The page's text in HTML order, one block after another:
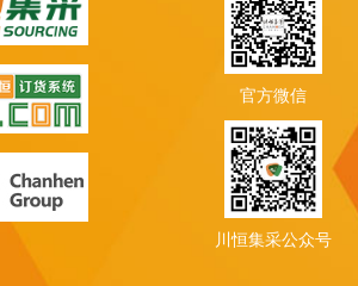
官方微信
川恒集采公众号